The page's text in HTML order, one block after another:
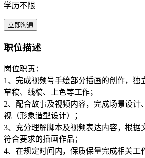
学历不限
立即沟通
职位描述
岗位职责：
1、完成视频号手绘部分插画的创作，独
草稿、线稿、上色等工作；
2、配合故事及视频内容，完成场景设计
视（形象造型设计）；
3、充分理解脚本及视频表达内容，根据
符合要求的插画作品；
4、在规定时间内，保质保量完成相关工